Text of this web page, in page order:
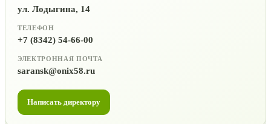
ул. Лодыгина, 14
ТЕЛЕФОН
+7 (8342) 54-66-00
ЭЛЕКТРОННАЯ ПОЧТА
saransk@onix58.ru
Написать директору